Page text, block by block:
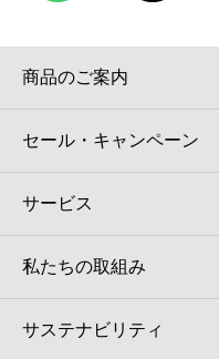
商品のご案内
セール・キャンペーン
サービス
私たちの取組み
サステナビリティ